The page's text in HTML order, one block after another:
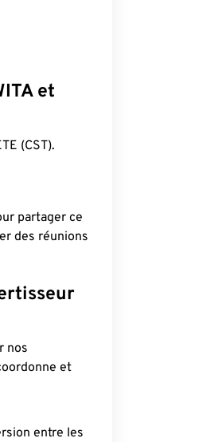
et
(CST).
partager ce
des réunions
nos
et
entre les